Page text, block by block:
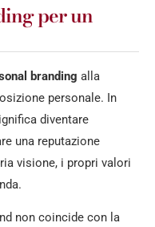
per un
branding alla
personale. In
diventare
una reputazione
visione, i propri valori
non coincide con la